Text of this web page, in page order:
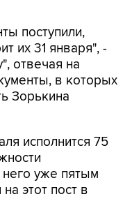
поступили,
их 31 января", -
отвечая на
в которых
Зорькина
исполнится 75
уже пятым
этот пост в